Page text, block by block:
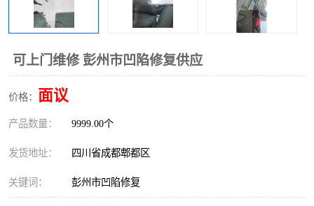
可上门维修 彭州市凹陷修复供应
价格： 面议
产品数量： 9999.00个
发货地址： 四川省成都郫都区
关键词： 彭州市凹陷修复